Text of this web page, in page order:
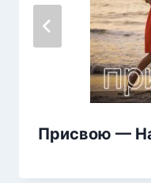
Присвою —